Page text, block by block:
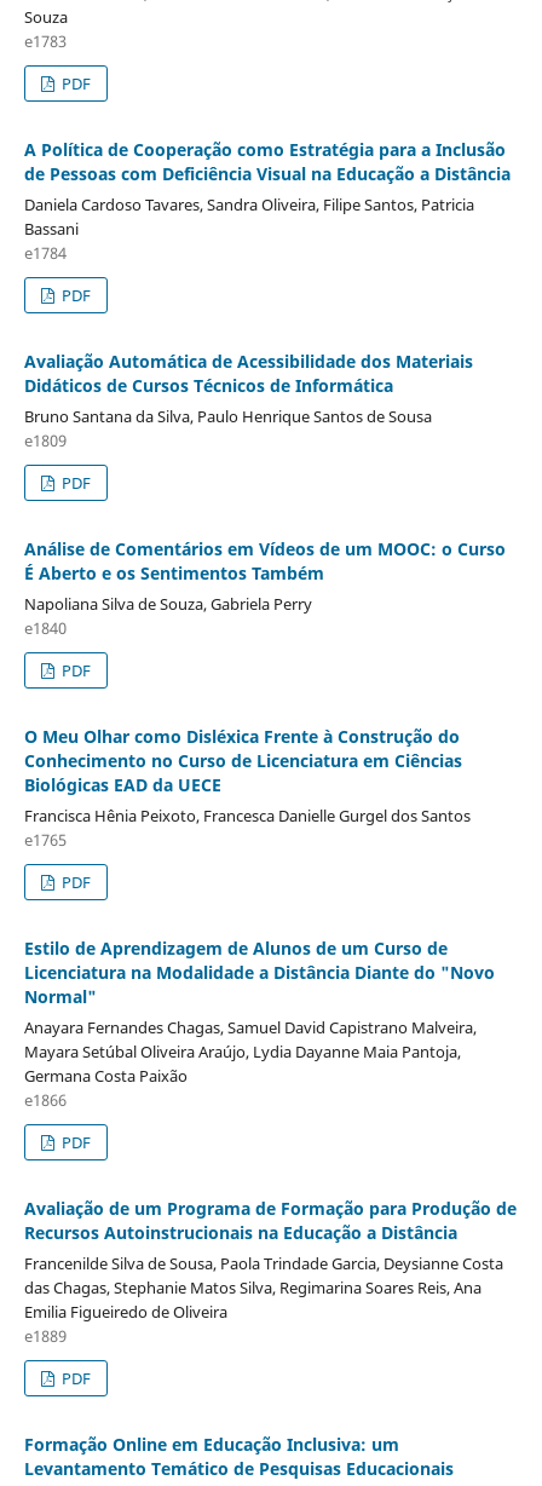
Souza
e1783
PDF
A Política de Cooperação como Estratégia para a Inclusão
de Pessoas com Deficiência Visual na Educação a Distância
Daniela Cardoso Tavares, Sandra Oliveira, Filipe Santos, Patricia
Bassani
e1784
PDF
Avaliação Automática de Acessibilidade dos Materiais
Didáticos de Cursos Técnicos de Informática
Bruno Santana da Silva, Paulo Henrique Santos de Sousa
e1809
PDF
Análise de Comentários em Vídeos de um MOOC: o Curso
É Aberto e os Sentimentos Também
Napoliana Silva de Souza, Gabriela Perry
e1840
PDF
O Meu Olhar como Disléxica Frente à Construção do
Conhecimento no Curso de Licenciatura em Ciências
Biológicas EAD da UECE
Francisca Hênia Peixoto, Francesca Danielle Gurgel dos Santos
e1765
PDF
Estilo de Aprendizagem de Alunos de um Curso de
Licenciatura na Modalidade a Distância Diante do "Novo
Normal"
Anayara Fernandes Chagas, Samuel David Capistrano Malveira,
Mayara Setúbal Oliveira Araújo, Lydia Dayanne Maia Pantoja,
Germana Costa Paixão
e1866
PDF
Avaliação de um Programa de Formação para Produção de
Recursos Autoinstrucionais na Educação a Distância
Francenilde Silva de Sousa, Paola Trindade Garcia, Deysianne Costa
das Chagas, Stephanie Matos Silva, Regimarina Soares Reis, Ana
Emilia Figueiredo de Oliveira
e1889
PDF
Formação Online em Educação Inclusiva: um
Levantamento Temático de Pesquisas Educacionais